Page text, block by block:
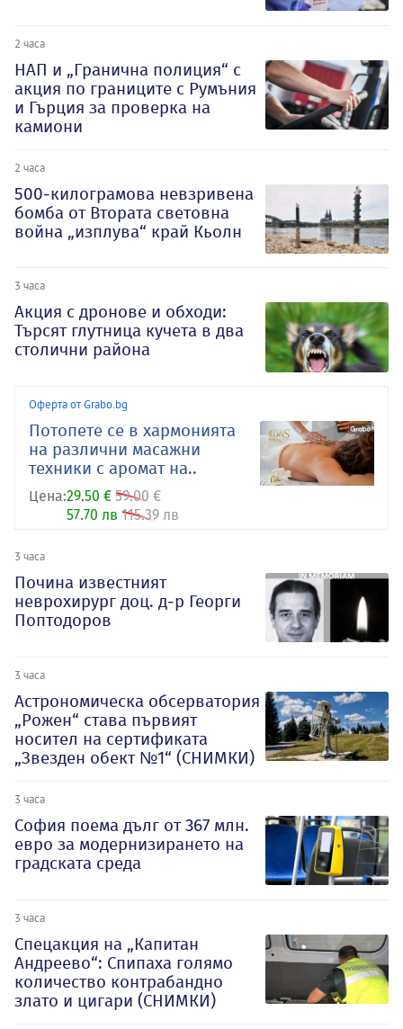
2 часа
НАП и „Гранична полиция“ с
акция по границите с Румъния
и Гърция за проверка на
камиони
2 часа
500-килограмова невзривена
бомба от Втората световна
война „изплува“ край Кьолн
3 часа
Акция с дронове и обходи:
Търсят глутница кучета в два
столични района
Оферта от Grabo.bg
Потопете се в хармонията
на различни масажни
техники с аромат на..
Цена:29.50 € 59.00 €
57.70 лв 115.39 лв
3 часа
Почина известният
неврохирург доц. д-р Георги
Поптодоров
3 часа
Астрономическа обсерватория
„Рожен“ става първият
носител на сертификата
„Звезден обект №1“ (СНИМКИ)
3 часа
София поема дълг от 367 млн.
евро за модернизирането на
градската среда
3 часа
Спецакция на „Капитан
Андреево“: Спипаха голямо
количество контрабандно
злато и цигари (СНИМКИ)